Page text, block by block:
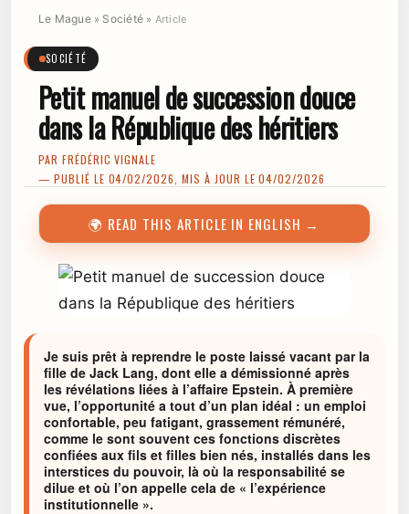
Le Mague» Société» Article
SOCIÉTÉ
Petit manuel de succession douce
dans la République des héritiers
PAR FRÉDÉRIC VIGNALE
— PUBLIÉ LE 04/02/2026, MIS À JOUR LE 04/02/2026
🌍 READ THIS ARTICLE IN ENGLISH →
Je suis prêt à reprendre le poste laissé vacant par la
fille de Jack Lang, dont elle a démissionné après
les révélations liées à l’affaire Epstein. À première
vue, l’opportunité a tout d’un plan idéal : un emploi
confortable, peu fatigant, grassement rémunéré,
comme le sont souvent ces fonctions discrètes
confiées aux fils et filles bien nés, installés dans les
interstices du pouvoir, là où la responsabilité se
dilue et où l’on appelle cela de « l’expérience
institutionnelle ».